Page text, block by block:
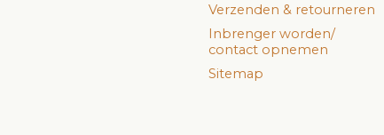
Verzenden & retourneren
Inbrenger worden/
contact opnemen
Sitemap